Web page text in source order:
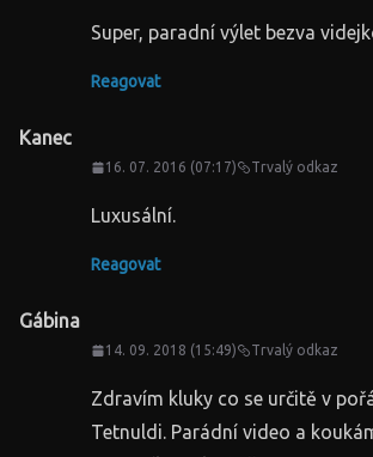
Super, paradní výlet bezva
Reagovat
Kanec
16. 07. 2016 (07:17) Trvalý odkaz
Luxusální.
Reagovat
Gábina
14. 09. 2018 (15:49) Trvalý odkaz
Zdravím kluky co se určitě v
Tetnuldi. Parádní video a